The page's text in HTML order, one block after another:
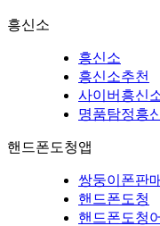
흥신소
흥신소
흥신소추천
사이버흥신
명품탐정흥
핸드폰도청앱
쌍둥이폰판매
핸드폰도청
핸드폰도청